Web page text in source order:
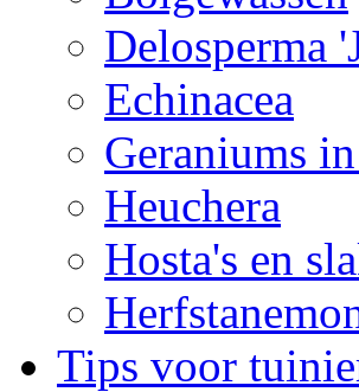
Delosperma
Echinacea
Geraniums
Heuchera
Hosta's en
Tips voor